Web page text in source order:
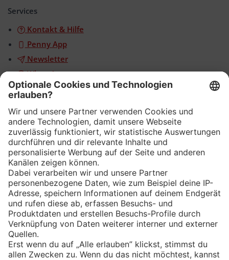
Services
Kontakt & Hilfe
Penny App
Newsletter
WhatsApp
App